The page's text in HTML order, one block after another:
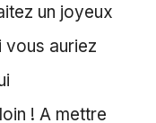
un joyeux
vous auriez
! A mettre